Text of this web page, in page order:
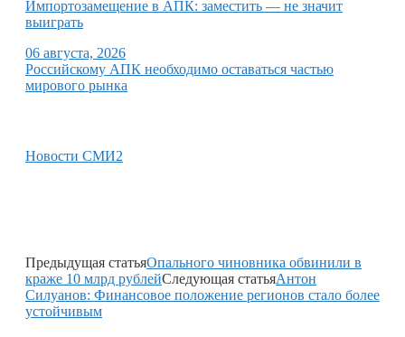
Импортозамещение в АПК: заместить — не значит
выиграть
06 августа, 2026
Российскому АПК необходимо оставаться частью
мирового рынка
Новости СМИ2
Предыдущая статьяОпального чиновника обвинили в
краже 10 млрд рублейСледующая статьяАнтон
Силуанов: Финансовое положение регионов стало более
устойчивым